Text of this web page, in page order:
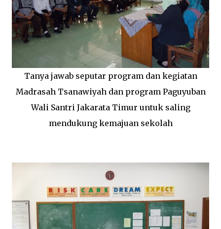
Tanya jawab seputar program dan kegiatan
Madrasah Tsanawiyah dan program Paguyuban
Wali Santri Jakarata Timur untuk saling
mendukung kemajuan sekolah